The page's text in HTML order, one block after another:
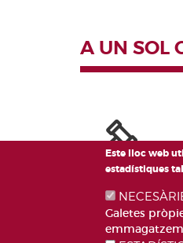
A UN SOL
Este lloc web
estadístiques
Galetes